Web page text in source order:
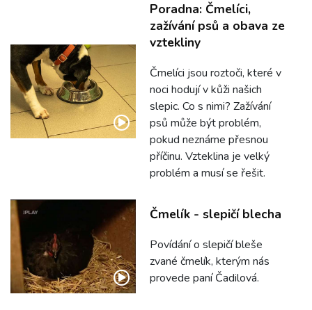
Poradna: Čmelíci,
zažívání psů a obava ze
vztekliny
Čmelíci jsou roztoči, které v
noci hodují v kůži našich
slepic. Co s nimi? Zažívání
psů může být problém,
pokud neznáme přesnou
příčinu. Vzteklina je velký
problém a musí se řešit.
Čmelík - slepičí blecha
Povídání o slepičí bleše
zvané čmelík, kterým nás
provede paní Čadilová.